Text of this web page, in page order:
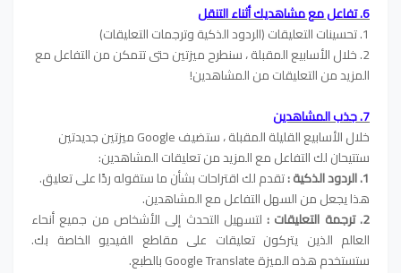
6. تفاعل مع مشاهديك أثناء التنقل
1. تحسينات التعليقات (الردود الذكية وترجمات التعليقات)
2. خلال الأسابيع المقبلة ، سنطرح ميزتين حتى تتمكن من التفاعل مع
المزيد من التعليقات من المشاهدين!
7. جذب المشاهدين
خلال الأسابيع القليلة المقبلة ، ستضيف Google ميزتين جديدتين
ستتيحان لك التفاعل مع المزيد من تعليقات المشاهدين:
1. الردود الذكية :
تقدم لك اقتراحات بشأن ما ستقوله ردًا على تعليق.
هذا يجعل من السهل التفاعل مع المشاهدين.
2. ترجمة التعليقات :
لتسهيل التحدث إلى الأشخاص من جميع أنحاء
العالم الذين يتركون تعليقات على مقاطع الفيديو الخاصة بك.
ستستخدم هذه الميزة Google Translate بالطبع.